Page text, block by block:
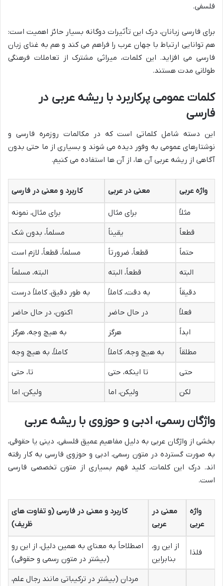
فلسفی.
برای فارسی زبانان، درک این تأثیرات دوگانه بسیار حائز اهمیت است:
هم توانایی ارتباط با جهان عرب را فراهم می کند و هم به غنای زبان
فارسی می افزاید. این کلمات، میراثی مشترک از تعاملات فرهنگی
طولانی مدت هستند.
کلمات عمومی پرکاربرد با ریشه عربی در
فارسی
این دسته شامل کلماتی است که در مکالمات روزمره فارسی و
نوشتارهای عمومی به وفور دیده می شوند و بسیاری از ما حتی بدون
آگاهی از ریشه عربی آن ها، از آن ها استفاده می کنیم.
واژه عربی معنی در عربی کاربرد و معنی در فارسی
مثلاً برای مثال
برای مثال، نمونه
قطعاً
یقیناً
مسلماً، بدون شک
حتماً
قطعاً، ضرورتاً
مسلماً، قطعاً، لازم است
البته
قطعاً، البته
البته، مسلماً
دقیقاً
به دقت، کاملاً
به طور دقیق، کاملاً درست
فعلاً
در حال حاضر
اکنون، در حال حاضر
ابداً
هرگز
به هیچ وجه، هرگز
مطلقاً
به هیچ وجه، کاملاً
کاملاً، به هیچ وجه
حتى
تا اینکه، حتی
تا، حتی
لکن
ولیکن، اما ولیکن، اما
واژگان رسمی، ادبی و حوزوی با ریشه عربی
بخشی از واژگان عربی به دلیل مفاهیم عمیق فلسفی، دینی یا حقوقی،
به صورت گسترده در متون رسمی، ادبی و حوزوی فارسی به کار رفته
اند. درک این کلمات، کلید فهم بسیاری از متون تخصصی فارسی
است.
واژه
عربی
معنی در
عربی
کاربرد و معنی در فارسی (و تفاوت های
ظریف)
فلذا
از این رو،
بنابراین
اصطلاحاً به معنای به همین دلیل، از این رو
(بیشتر در متون رسمی و حقوقی)
مردان (بیشتر در ترکیباتی مانند رجال علم،